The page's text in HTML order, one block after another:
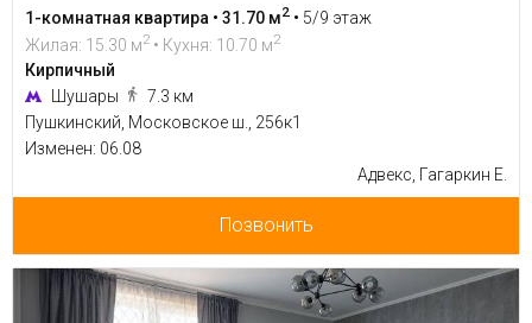
1-комнатная квартира • 31.70 м2 • 5/9 этаж
Жилая: 15.30 м2 • Кухня: 10.70 м2
Кирпичный
Шушары
7.3 км
Пушкинский, Московское ш., 256к1
Изменен: 06.08
Адвекс, Гагаркин Е.
Позвонить